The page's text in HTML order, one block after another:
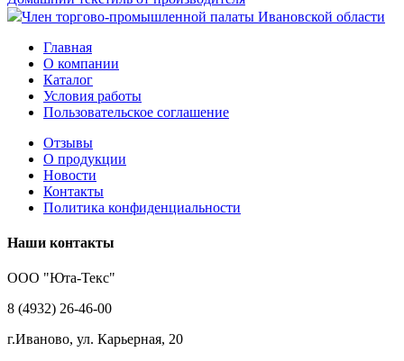
Член торгово-промышленной палаты Ивановской области
Главная
О компании
Каталог
Условия работы
Пользовательское соглашение
Отзывы
О продукции
Новости
Контакты
Политика конфиденциальности
Наши контакты
ООО "Юта-Текс"
8 (4932) 26-46-00
г.Иваново, ул. Карьерная, 20